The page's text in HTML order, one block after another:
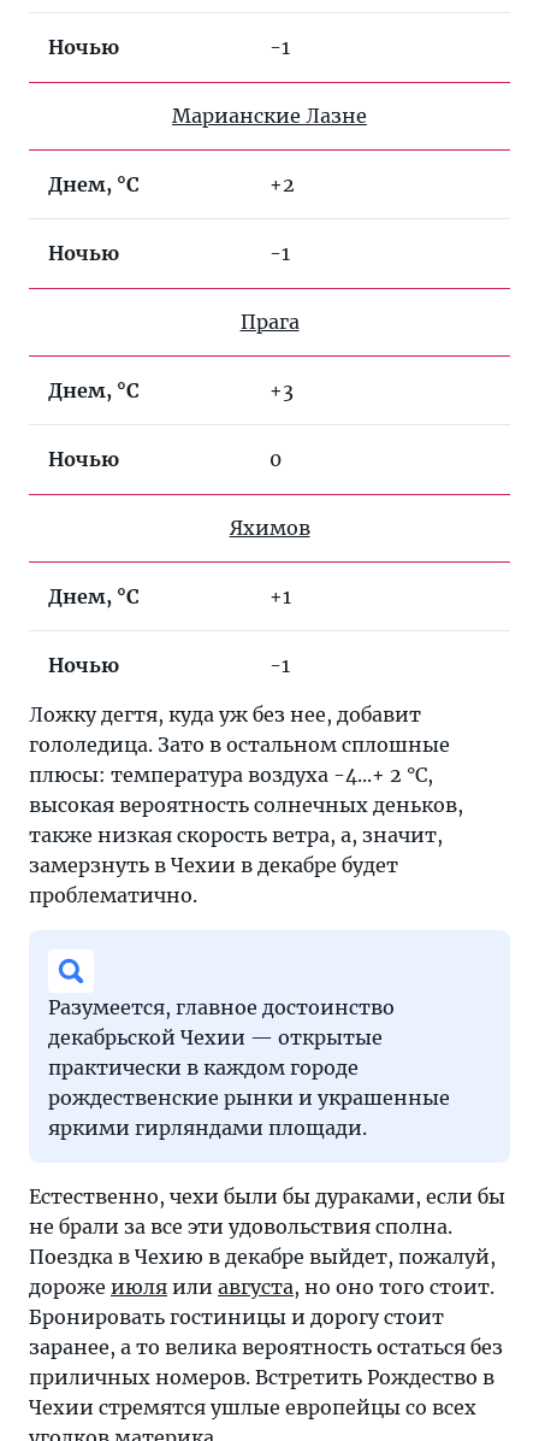
Ночью -1
Марианские Лазне
Днем, °C +2
Ночью -1
Прага
Днем, °C +3
Ночью ⁤0
Яхимов
Днем, °C +1
Ночью -1
Ложку дегтя, куда уж без нее, добавит
гололедица. Зато в остальном сплошные
плюсы: температура воздуха -4...+ 2 °C,
высокая вероятность солнечных деньков,
также низкая скорость ветра, а, значит,
замерзнуть в Чехии в декабре будет
проблематично.
Разумеется, главное достоинство
декабрьской Чехии — открытые
практически в каждом городе
рождественские рынки и украшенные
яркими гирляндами площади.
Естественно, чехи были бы дураками, если бы
не брали за все эти удовольствия сполна.
Поездка в Чехию в декабре выйдет, пожалуй,
дороже июля или августа, но оно того стоит.
Бронировать гостиницы и дорогу стоит
заранее, а то велика вероятность остаться без
приличных номеров. Встретить Рождество в
Чехии стремятся ушлые европейцы со всех